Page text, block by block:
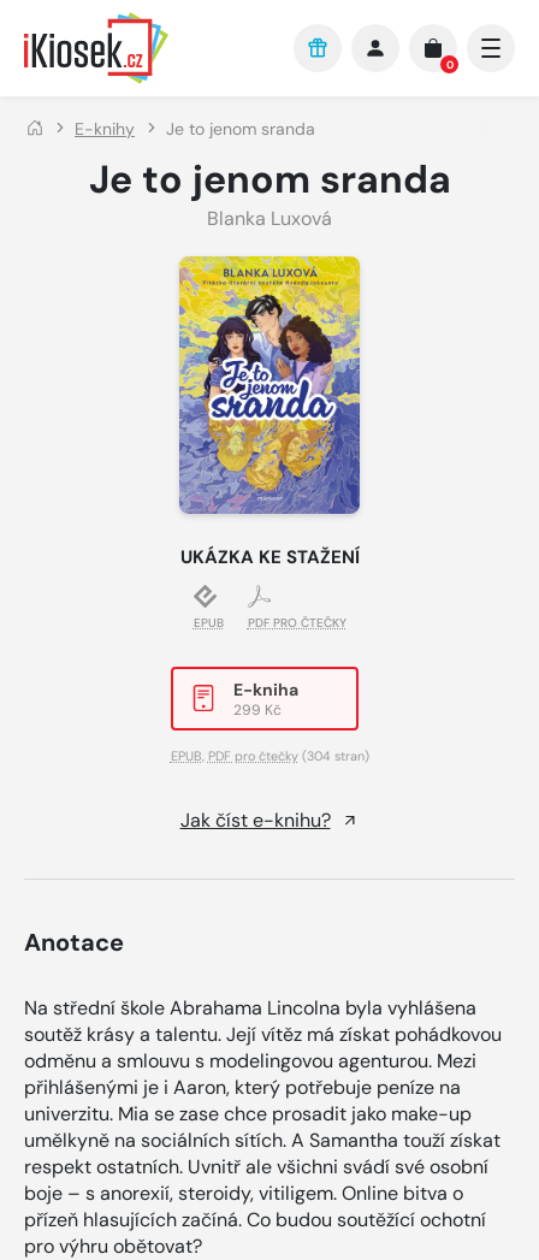
Přejít na hlavní obsah
0
E-knihy Je to jenom sranda
Je to jenom sranda
Blanka Luxová
UKÁZKA KE STAŽENÍ
EPUB PDF PRO ČTEČKY
E-kniha
299 Kč
EPUB, PDF pro čtečky(304 stran)
Jak číst e-knihu?
Anotace
Na střední škole Abrahama Lincolna byla vyhlášena
soutěž krásy a talentu. Její vítěz má získat pohádkovou
odměnu a smlouvu s modelingovou agenturou. Mezi
přihlášenými je i Aaron, který potřebuje peníze na
univerzitu. Mia se zase chce prosadit jako make-up
umělkyně na sociálních sítích. A Samantha touží získat
respekt ostatních. Uvnitř ale všichni svádí své osobní
boje – s anorexií, steroidy, vitiligem. Online bitva o
přízeň hlasujících začíná. Co budou soutěžící ochotní
pro výhru obětovat?